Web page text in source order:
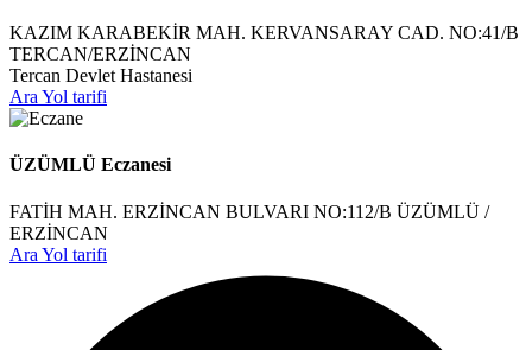
KAZIM KARABEKİR MAH. KERVANSARAY CAD. NO:41/B
TERCAN/ERZİNCAN
Tercan Devlet Hastanesi
Ara Yol tarifi
ÜZÜMLÜ Eczanesi
FATİH MAH. ERZİNCAN BULVARI NO:112/B ÜZÜMLÜ /
ERZİNCAN
Ara Yol tarifi